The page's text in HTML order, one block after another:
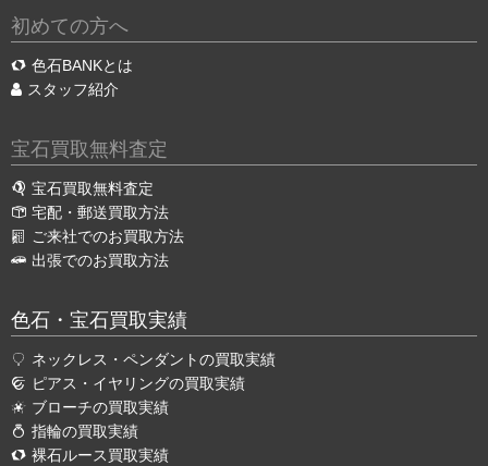
初めての方へ
色石BANKとは
スタッフ紹介
宝石買取無料査定
宝石買取無料査定
宅配・郵送買取方法
ご来社でのお買取方法
出張でのお買取方法
色石・宝石買取実績
ネックレス・ペンダントの買取実績
ピアス・イヤリングの買取実績
ブローチの買取実績
指輪の買取実績
裸石ルース買取実績